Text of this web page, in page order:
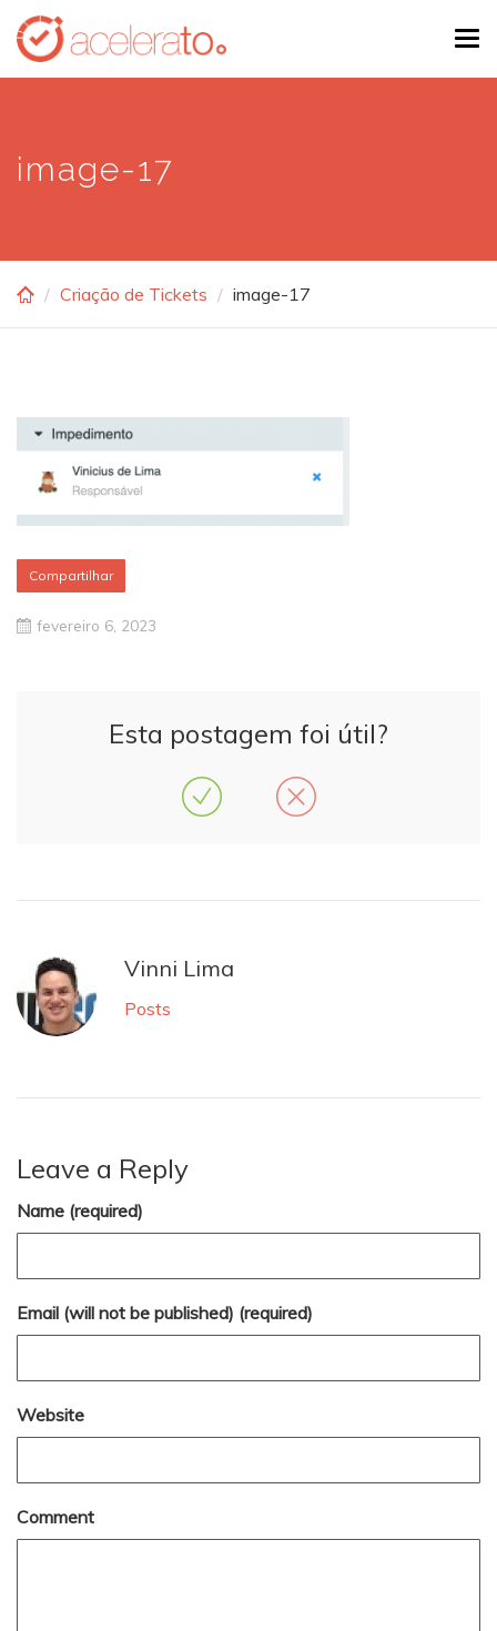
Skip
main
image-17
Criação de Tickets image-17
Compartilhar
fevereiro 6, 2023
Esta postagem foi útil?
Vinni Lima
Posts
Leave a Reply
Name (required)
Email (will not be published) (required)
Website
Comment